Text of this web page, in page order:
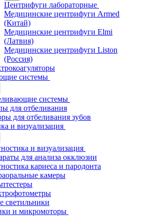
Центрифуги лабораторные
Медицинские центрифуги Armed
(Китай)
Медицинские центрифуги Elmi
(Латвия)
Медицинские центрифуги Liston
(Россия)
системы
системы
для отбеливания
для отбеливания зубов
и визуализация
и визуализация
для анализа окклюзии
кариеса и пародонта
камеры
светильники
и микромоторы